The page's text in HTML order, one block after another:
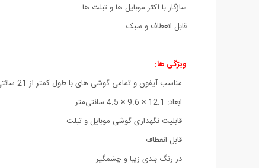
سازگار با اکثر موبایل ها و تبلت ها
قابل انعطاف و سبک
ویژگی ها:
- مناسب آیفون و تمامی گوشی های با طول کمتر از 21 سانتی‌متر
- ابعاد: 12.1 × 9.6 × 4.5 سانتی‌متر
- قابلیت نگهداری گوشی موبایل و تبلت
- قابل انعطاف
- در رنگ بندی زیبا و چشمگیر